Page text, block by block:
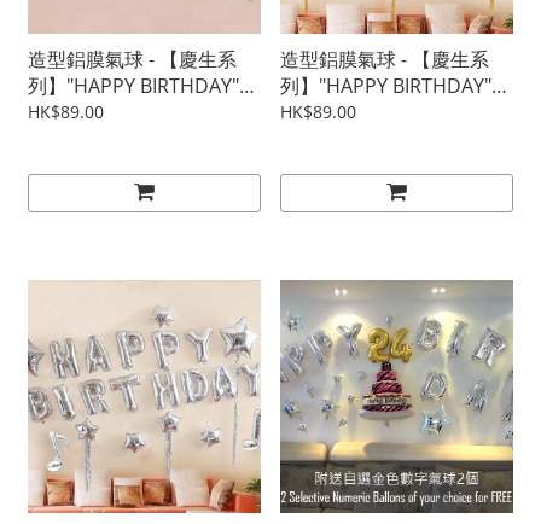
造型鋁膜氣球 - 【慶生系
列】"HAPPY BIRTHDAY"
裝飾組合 - 金銀星群
HK$89.00
造型鋁膜氣球 - 【慶生系
列】"HAPPY BIRTHDAY"
裝飾組合 - 金雨音符
HK$89.00